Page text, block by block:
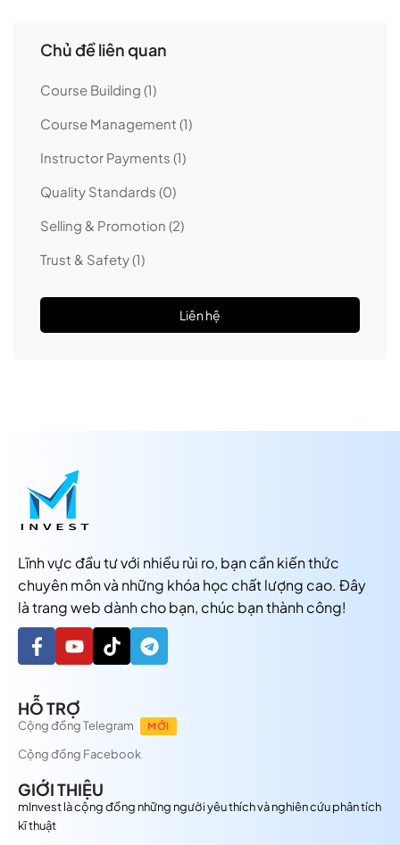
Chủ đề liên quan
Course Building (1)
Course Management (1)
Instructor Payments (1)
Quality Standards (0)
Selling & Promotion (2)
Trust & Safety(1)
Liên hệ
Lĩnh vực đầu tư với nhiều rủi ro, bạn cần kiến thức
chuyên môn và những khóa học chất lượng cao. Đây
là trang web dành cho bạn, chúc bạn thành công!
HỖ TRỢ
Cộng đồng Telegram MỚI
Cộng đồng Facebook
GIỚI THIỆU
mInvest là cộng đồng những người yêu thích và nghiên cứu phân tích
kĩ thuật